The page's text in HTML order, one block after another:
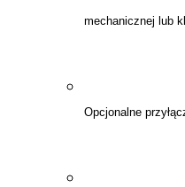
mechanicznej lub
Opcjonalne